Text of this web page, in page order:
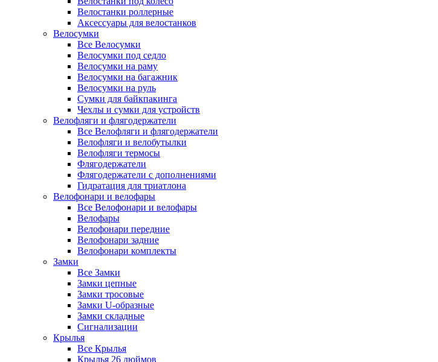
Велостанки роллерные
Аксессуары для велостанков
Велосумки
Все Велосумки
Велосумки под седло
Велосумки на раму
Велосумки на багажник
Велосумки на руль
Сумки для байкпакинга
Чехлы и сумки для устройств
Велофляги и флягодержатели
Все Велофляги и флягодержатели
Велофляги и велобутылки
Велофляги термосы
Флягодержатели
Флягодержатели с дополнениями
Гидратация для триатлона
Велофонари и велофары
Все Велофонари и велофары
Велофары
Велофонари передние
Велофонари задние
Велофонари комплекты
Замки
Все Замки
Замки цепные
Замки тросовые
Замки U-образные
Замки складные
Сигнализации
Крылья
Все Крылья
Крылья 26 дюймов